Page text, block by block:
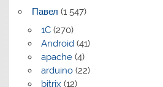
Павел (1 547)
1C(270)
Android(41)
apache(4)
arduino(22)
bitrix (12)